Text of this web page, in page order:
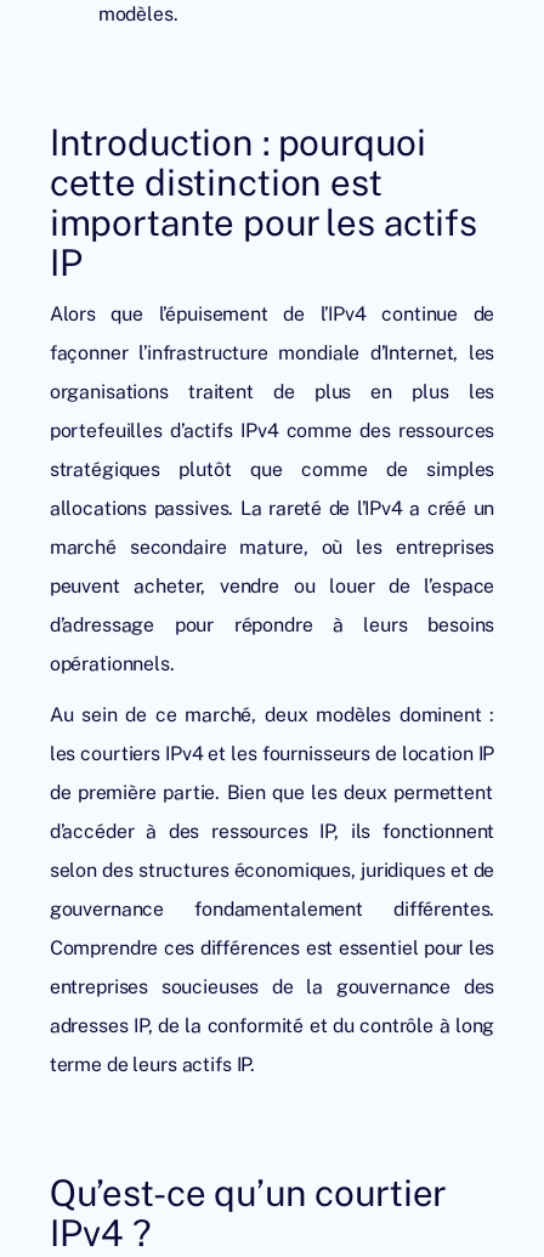
modèles.
Introduction : pourquoi
cette distinction est
importante pour les actifs
IP
Alors que l’épuisement de l’IPv4continue de
façonner l’infrastructure mondiale d’Internet, les
organisations traitent de plus en plus les
portefeuilles d’actifs IPv4 comme des ressources
stratégiques plutôt que comme de simples
allocations passives. La rareté de l’IPv4 a créé un
marché secondaire mature, où les entreprises
peuvent acheter, vendre ou louer de l’espace
d’adressage pour répondre à leurs besoins
opérationnels.
Au sein de ce marché, deux modèles dominent :
les courtiers IPv4 et les fournisseurs de location IP
de première partie. Bien que les deux permettent
d’accéder à des ressources IP, ils fonctionnent
selon des structures économiques, juridiques et de
gouvernance fondamentalement différentes.
Comprendre ces différences est essentiel pour les
entreprises soucieuses de la gouvernance des
adresses IP, de la conformité et du contrôle à long
terme de leurs actifs IP.
Qu’est-ce qu’un courtier
IPv4 ?